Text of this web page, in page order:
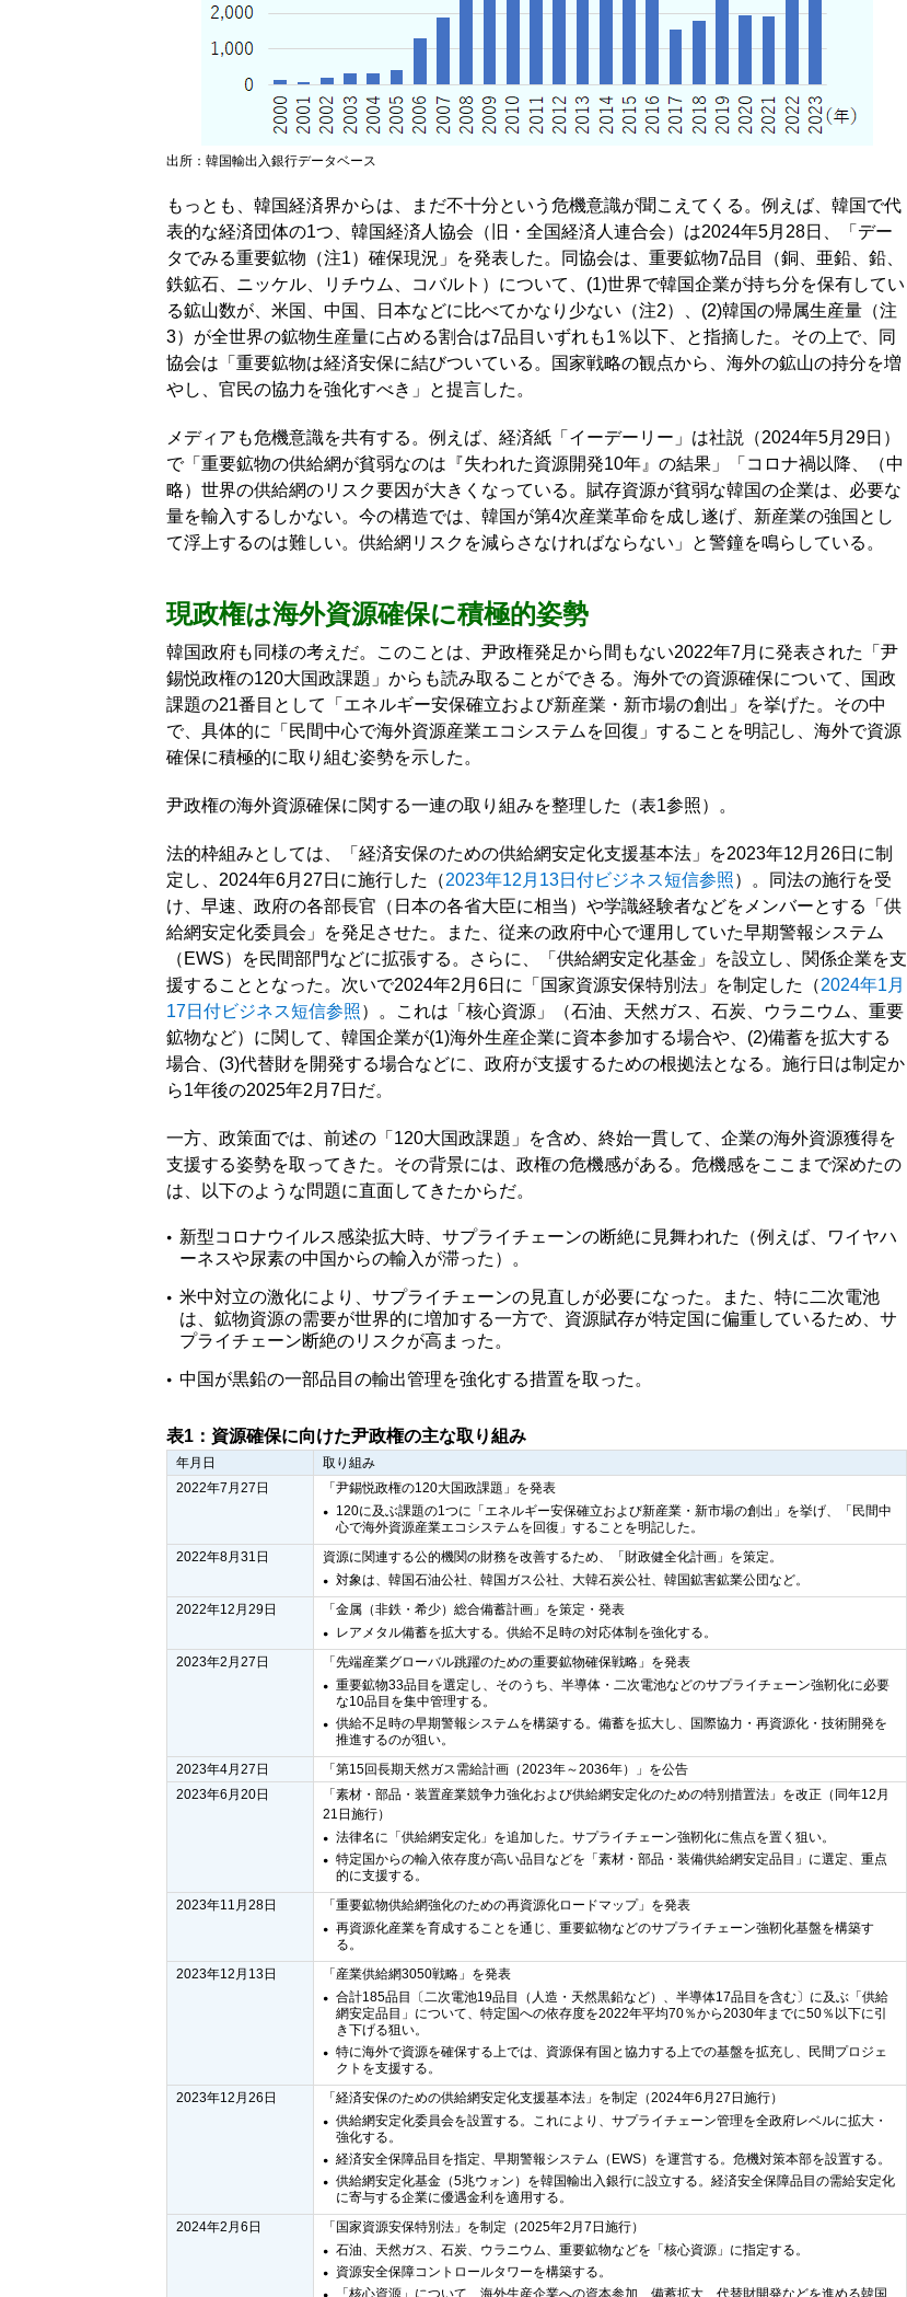
出所：韓国輸出入銀行データベース
もっとも、韓国経済界からは、まだ不十分という危機意識が聞こえてくる。例えば、韓国で代
表的な経済団体の1つ、韓国経済人協会（旧・全国経済人連合会）は2024年5月28日、「デー
タでみる重要鉱物（注1）確保現況」を発表した。同協会は、重要鉱物7品目（銅、亜鉛、鉛、
鉄鉱石、ニッケル、リチウム、コバルト）について、(1)世界で韓国企業が持ち分を保有してい
る鉱山数が、米国、中国、日本などに比べてかなり少ない（注2）、(2)韓国の帰属生産量（注
3）が全世界の鉱物生産量に占める割合は7品目いずれも1％以下、と指摘した。その上で、同
協会は「重要鉱物は経済安保に結びついている。国家戦略の観点から、海外の鉱山の持分を増
やし、官民の協力を強化すべき」と提言した。
メディアも危機意識を共有する。例えば、経済紙「イーデーリー」は社説（2024年5月29日）
で「重要鉱物の供給網が貧弱なのは『失われた資源開発10年』の結果」「コロナ禍以降、（中
略）世界の供給網のリスク要因が大きくなっている。賦存資源が貧弱な韓国の企業は、必要な
量を輸入するしかない。今の構造では、韓国が第4次産業革命を成し遂げ、新産業の強国とし
て浮上するのは難しい。供給網リスクを減らさなければならない」と警鐘を鳴らしている。
現政権は海外資源確保に積極的姿勢
韓国政府も同様の考えだ。このことは、尹政権発足から間もない2022年7月に発表された「尹
錫悦政権の120大国政課題」からも読み取ることができる。海外での資源確保について、国政
課題の21番目として「エネルギー安保確立および新産業・新市場の創出」を挙げた。その中
で、具体的に「民間中心で海外資源産業エコシステムを回復」することを明記し、海外で資源
確保に積極的に取り組む姿勢を示した。
尹政権の海外資源確保に関する一連の取り組みを整理した（表1参照）。
法的枠組みとしては、「経済安保のための供給網安定化支援基本法」を2023年12月26日に制
定し、2024年6月27日に施行した（2023年12月13日付ビジネス短信参照）。同法の施行を受
け、早速、政府の各部長官（日本の各省大臣に相当）や学識経験者などをメンバーとする「供
給網安定化委員会」を発足させた。また、従来の政府中心で運用していた早期警報システム
（EWS）を民間部門などに拡張する。さらに、「供給網安定化基金」を設立し、関係企業を支
援することとなった。次いで2024年2月6日に「国家資源安保特別法」を制定した（2024年1月
17日付ビジネス短信参照）。これは「核心資源」（石油、天然ガス、石炭、ウラニウム、重要
鉱物など）に関して、韓国企業が(1)海外生産企業に資本参加する場合や、(2)備蓄を拡大する
場合、(3)代替財を開発する場合などに、政府が支援するための根拠法となる。施行日は制定か
ら1年後の2025年2月7日だ。
一方、政策面では、前述の「120大国政課題」を含め、終始一貫して、企業の海外資源獲得を
支援する姿勢を取ってきた。その背景には、政権の危機感がある。危機感をここまで深めたの
は、以下のような問題に直面してきたからだ。
新型コロナウイルス感染拡大時、サプライチェーンの断絶に見舞われた（例えば、ワイヤハ
ーネスや尿素の中国からの輸入が滞った）。
米中対立の激化により、サプライチェーンの見直しが必要になった。また、特に二次電池
は、鉱物資源の需要が世界的に増加する一方で、資源賦存が特定国に偏重しているため、サ
プライチェーン断絶のリスクが高まった。
中国が黒鉛の一部品目の輸出管理を強化する措置を取った。
表1：資源確保に向けた尹政権の主な取り組み
年月日
取り組み
2022年7月27日
「尹錫悦政権の120大国政課題」を発表
120に及ぶ課題の1つに「エネルギー安保確立および新産業・新市場の創出」を挙げ、「民間中
心で海外資源産業エコシステムを回復」することを明記した。
2022年8月31日
資源に関連する公的機関の財務を改善するため、「財政健全化計画」を策定。
対象は、韓国石油公社、韓国ガス公社、大韓石炭公社、韓国鉱害鉱業公団など。
2022年12月29日
「金属（非鉄・希少）総合備蓄計画」を策定・発表
レアメタル備蓄を拡大する。供給不足時の対応体制を強化する。
2023年2月27日
「先端産業グローバル跳躍のための重要鉱物確保戦略」を発表
重要鉱物33品目を選定し、そのうち、半導体・二次電池などのサプライチェーン強靭化に必要
な10品目を集中管理する。
供給不足時の早期警報システムを構築する。備蓄を拡大し、国際協力・再資源化・技術開発を
推進するのが狙い。
2023年4月27日
「第15回長期天然ガス需給計画（2023年～2036年）」を公告
2023年6月20日
「素材・部品・装置産業競争力強化および供給網安定化のための特別措置法」を改正（同年12月
21日施行）
法律名に「供給網安定化」を追加した。サプライチェーン強靭化に焦点を置く狙い。
特定国からの輸入依存度が高い品目などを「素材・部品・装備供給網安定品目」に選定、重点
的に支援する。
2023年11月28日
「重要鉱物供給網強化のための再資源化ロードマップ」を発表
再資源化産業を育成することを通じ、重要鉱物などのサプライチェーン強靭化基盤を構築す
る。
2023年12月13日
「産業供給網3050戦略」を発表
合計185品目〔二次電池19品目（人造・天然黒鉛など）、半導体17品目を含む〕に及ぶ「供給
網安定品目」について、特定国への依存度を2022年平均70％から2030年までに50％以下に引
き下げる狙い。
特に海外で資源を確保する上では、資源保有国と協力する上での基盤を拡充し、民間プロジェ
クトを支援する。
2023年12月26日
「経済安保のための供給網安定化支援基本法」を制定（2024年6月27日施行）
供給網安定化委員会を設置する。これにより、サプライチェーン管理を全政府レベルに拡大・
強化する。
経済安全保障品目を指定、早期警報システム（EWS）を運営する。危機対策本部を設置する。
供給網安定化基金（5兆ウォン）を韓国輸出入銀行に設立する。経済安全保障品目の需給安定化
に寄与する企業に優遇金利を適用する。
2024年2月6日
「国家資源安保特別法」を制定（2025年2月7日施行）
石油、天然ガス、石炭、ウラニウム、重要鉱物などを「核心資源」に指定する。
資源安全保障コントロールタワーを構築する。
「核心資源」について、海外生産企業への資本参加、備蓄拡大、代替財開発などを進める韓国